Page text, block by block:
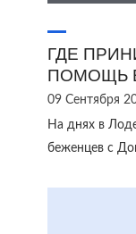
ГДЕ
ПОМОЩЬ
09 Сентября
На днях в
беженцев с